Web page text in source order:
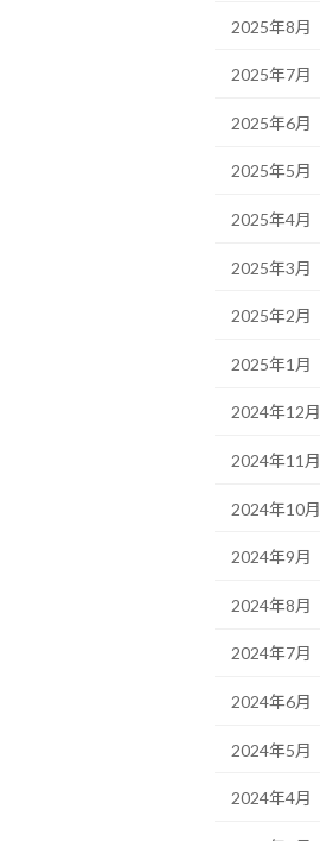
2025年8月
2025年7月
2025年6月
2025年5月
2025年4月
2025年3月
2025年2月
2025年1月
2024年12月
2024年11月
2024年10月
2024年9月
2024年8月
2024年7月
2024年6月
2024年5月
2024年4月